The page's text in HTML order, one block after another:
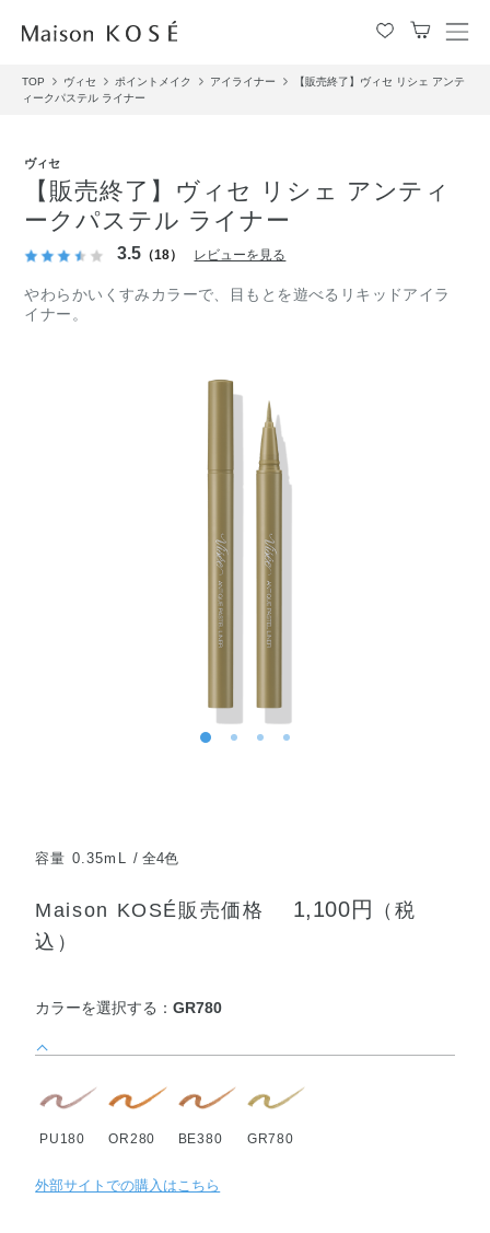
メ
ュ
TOP ヴィセ ポイントメイク アイライナー
【販売終了】ヴィセ リシェ アンテ
ィークパステル ライナー
ヴィセ
【販売終了】ヴィセ リシェ アンティ
ークパステル ライナー
3.5 （18） レビューを見る
やわらかいくすみカラーで、目もとを遊べるリキッドアイラ
イナー。
容量 0.35mL 全4色
Maison KOSÉ販売価格 1,100円
（税
込）
カラーを選択する：GR780
PU180 OR280 BE380 GR780
外部サイトでの購入はこちら